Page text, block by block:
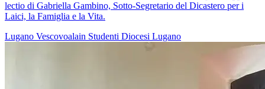
lectio di Gabriella Gambino, Sotto-Segretario del Dicastero per i
Laici, la Famiglia e la Vita.
Lugano Vescovoalain Studenti Diocesi Lugano